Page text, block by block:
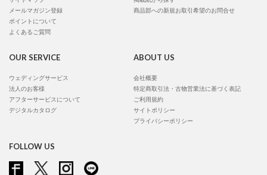
メールマガジン登録
ポイントについて
よくあるご質問
商品部への新規お取引希望のお問合せ
OUR SERVICE
ウェディングサービス
法人のお客様
アフターサービスについて
デジタルカタログ
ABOUT US
会社概要
特定商取引法・古物営業法に基づく表記
ご利用規約
サイトポリシー
プライバシーポリシー
FOLLOW US